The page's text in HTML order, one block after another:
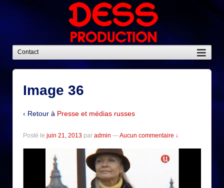
Image 36
‹ Retour à Presse et médias russes
Posté le juin 21, 2013 par admin —Aucun commentaire ↓